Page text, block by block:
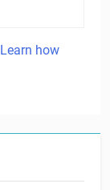
Learn how